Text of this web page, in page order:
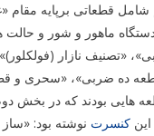
قطعاتی برپایه مقام
دستگاه ماهور و شور و حالت
«تصنیف نازار
ده ضربی»، «سحری و
هایی بودند که در بخش
کنسرت نوشته بود: «ساز